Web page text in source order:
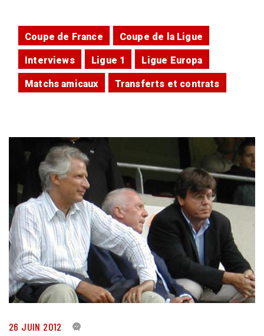
Coupe de France Coupe de la Ligue
Interviews Ligue 1 Ligue Europa
Matchs amicaux Transferts et contrats
26 JUIN 2012 4